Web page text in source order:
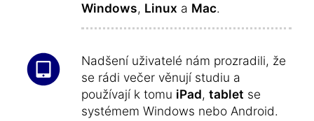
Windows, Linux a Mac.
Nadšení uživatelé nám prozradili, že
se rádi večer věnují studiu a
používají k tomu iPad, tablet se
systémem Windows nebo Android.